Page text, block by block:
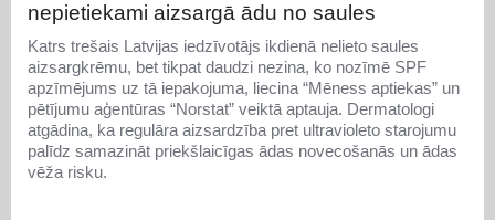
nepietiekami aizsargā ādu no saules
Katrs trešais Latvijas iedzīvotājs ikdienā nelieto saules
aizsargkrēmu, bet tikpat daudzi nezina, ko nozīmē SPF
apzīmējums uz tā iepakojuma, liecina “Mēness aptiekas” un
pētījumu aģentūras “Norstat” veiktā aptauja. Dermatologi
atgādina, ka regulāra aizsardzība pret ultravioleto starojumu
palīdz samazināt priekšlaicīgas ādas novecošanās un ādas
vēža risku.